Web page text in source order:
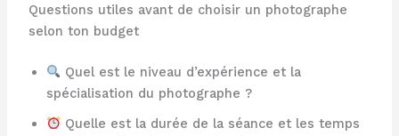
Questions utiles avant de choisir un photographe
selon ton budget
Quel est le niveau d’expérience et la
spécialisation du photographe ?
Quelle est la durée de la séance et les temps